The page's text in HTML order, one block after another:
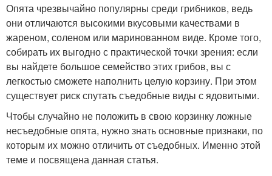
Опята чрезвычайно популярны среди грибников, ведь
они отличаются высокими вкусовыми качествами в
жареном, соленом или маринованном виде. Кроме того,
собирать их выгодно с практической точки зрения: если
вы найдете большое семейство этих грибов, вы с
легкостью сможете наполнить целую корзину. При этом
существует риск спутать съедобные виды с ядовитыми.
Чтобы случайно не положить в свою корзинку ложные
несъедобные опята, нужно знать основные признаки, по
которым их можно отличить от съедобных. Именно этой
теме и посвящена данная статья.